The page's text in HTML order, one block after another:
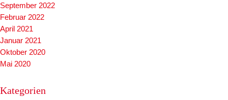
September 2022
Februar 2022
April 2021
Januar 2021
Oktober 2020
Mai 2020
Kategorien